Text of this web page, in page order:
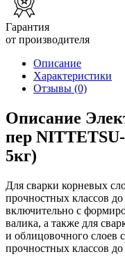
Гарантия
от производителя
Описание
Характеристики
Отзывы (0)
Описание
пер
5кг)
Для сварки корневых
прочностных классов
включительно с
валика, а также для
и облицовочного слоев
прочностных классов